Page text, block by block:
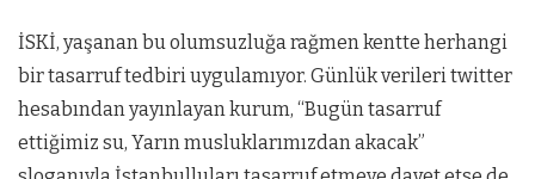
İSKİ, yaşanan bu olumsuzluğa rağmen kentte herhangi
bir tasarruf tedbiri uygulamıyor. Günlük verileri twitter
hesabından yayınlayan kurum, “Bugün tasarruf
ettiğimiz su, Yarın musluklarımızdan akacak”